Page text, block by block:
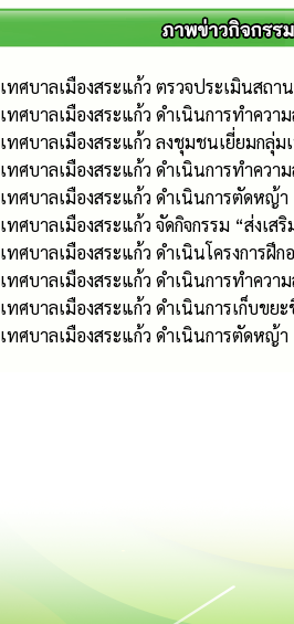
เทศบาลเมืองสระแก้ว ตรวจประเมินสถ
เทศบาลเมืองสระแก้ว ดำเนินการทำควา
เทศบาลเมืองสระแก้ว ลงชุมชนเยี่ยมกลุ่ม
เทศบาลเมืองสระแก้ว ดำเนินการทำควา
เทศบาลเมืองสระแก้ว ดำเนินการตัดหญ้า
เทศบาลเมืองสระแก้ว จัดกิจกรรม “ส่งเ
เทศบาลเมืองสระแก้ว ดำเนินโครงการ
เทศบาลเมืองสระแก้ว ดำเนินการทำควา
เทศบาลเมืองสระแก้ว ดำเนินการเก็บขย
เทศบาลเมืองสระแก้ว ดำเนินการตัดหญ้า